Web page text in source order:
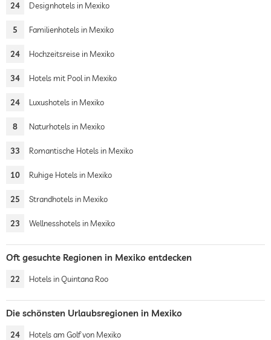
24 Designhotels in Mexiko
5 Familienhotels in Mexiko
24 Hochzeitsreise in Mexiko
34 Hotels mit Pool in Mexiko
24 Luxushotels in Mexiko
8 Naturhotels in Mexiko
33 Romantische Hotels in Mexiko
10 Ruhige Hotels in Mexiko
25 Strandhotels in Mexiko
23 Wellnesshotels in Mexiko
Oft gesuchte Regionen in Mexiko entdecken
22 Hotels in Quintana Roo
Die schönsten Urlaubsregionen in Mexiko
24 Hotels am Golf von Mexiko